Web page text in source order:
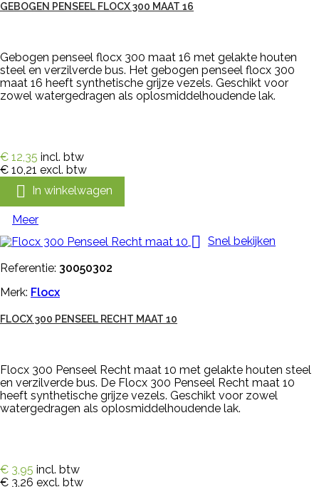
GEBOGEN PENSEEL FLOCX 300 MAAT 16
Gebogen penseel flocx 300 maat 16 met gelakte houten
steel en verzilverde bus. Het gebogen penseel flocx 300
maat 16 heeft synthetische grijze vezels. Geschikt voor
zowel watergedragen als oplosmiddelhoudende lak.
€ 12,35 incl. btw
€ 10,21 excl. btw
 In winkelwagen
Meer
 Snel bekijken
Referentie: 30050302
Merk: Flocx
FLOCX 300 PENSEEL RECHT MAAT 10
Flocx 300 Penseel Recht maat 10 met gelakte houten steel
en verzilverde bus. De Flocx 300 Penseel Recht maat 10
heeft synthetische grijze vezels. Geschikt voor zowel
watergedragen als oplosmiddelhoudende lak.
€ 3,95 incl. btw
€ 3,26 excl. btw